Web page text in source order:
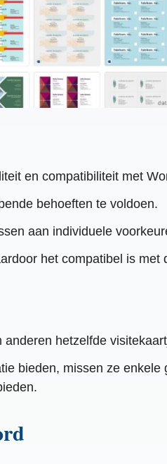
en compatibiliteit met
behoeften te voldoen.
aan individuele
het compatibel is met
hetzelfde
bieden, missen ze